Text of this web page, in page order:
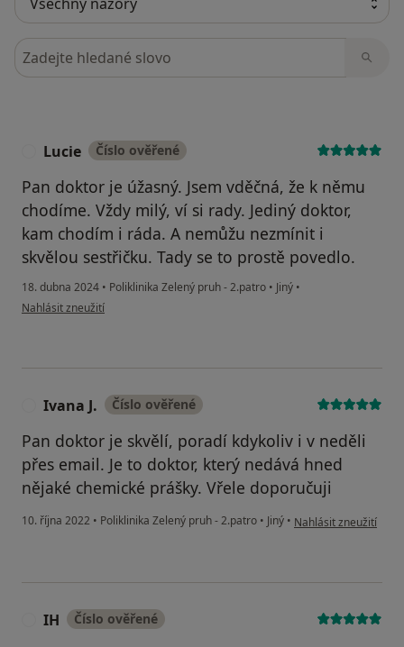
Hledejte v názorech
Lucie Číslo ověřené
Pan doktor je úžasný. Jsem vděčná, že k němu
chodíme. Vždy milý, ví si rady. Jediný doktor,
kam chodím i ráda. A nemůžu nezmínit i
skvělou sestřičku. Tady se to prostě povedlo.
18. dubna 2024 • Poliklinika Zelený pruh - 2.patro • Jiný •
podle názoru uživatele Lucie
Nahlásit zneužití
Ivana J. Číslo ověřené
Pan doktor je skvělí, poradí kdykoliv i v neděli
přes email. Je to doktor, který nedává hned
nějaké chemické prášky. Vřele doporučuji
10. října 2022 • Poliklinika Zelený pruh - 2.patro • Jiný • podle názoru
Nahlásit zneužití
IH Číslo ověřené